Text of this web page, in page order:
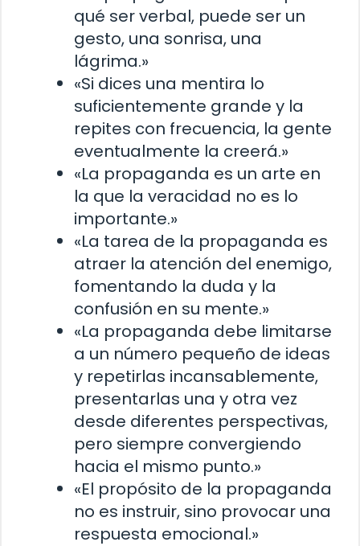
qué ser verbal, puede ser un
gesto, una sonrisa, una
lágrima.»
«Si dices una mentira lo
suficientemente grande y la
repites con frecuencia, la gente
eventualmente la creerá.»
«La propaganda es un arte en
la que la veracidad no es lo
importante.»
«La tarea de la propaganda es
atraer la atención del enemigo,
fomentando la duda y la
confusión en su mente.»
«La propaganda debe limitarse
a un número pequeño de ideas
y repetirlas incansablemente,
presentarlas una y otra vez
desde diferentes perspectivas,
pero siempre convergiendo
hacia el mismo punto.»
«El propósito de la propaganda
no es instruir, sino provocar una
respuesta emocional.»